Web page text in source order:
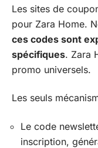
Les sites de
pour Zara Home.
ces codes sont
spécifiques. Zara
promo universels.
Les seuls
Le code
inscription,